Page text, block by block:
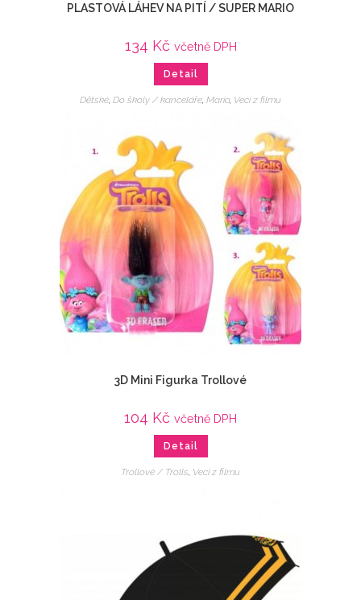
PLASTOVÁ LÁHEV NA PITÍ / SUPER MARIO
134 Kč včetně DPH
Detail
Dětské Do školy / kanceláře Mario, Veci z filmu
3D Mini Figurka Trollové
104 Kč včetně DPH
Detail
Trollové / Trolls, Veci z filmu